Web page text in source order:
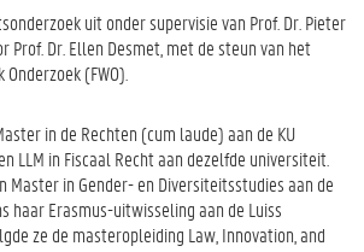
uit onder supervisie van Prof. Dr. Pieter
Prof. Dr. Ellen Desmet, met de steun van het
(FWO).
in de Rechten (cum laude) aan de KU
LLM in Fiscaal Recht aan dezelfde universiteit.
Master in Gender- en Diversiteitsstudies aan de
haar Erasmus-uitwisseling aan de Luiss
ze de masteropleiding Law, Innovation, and